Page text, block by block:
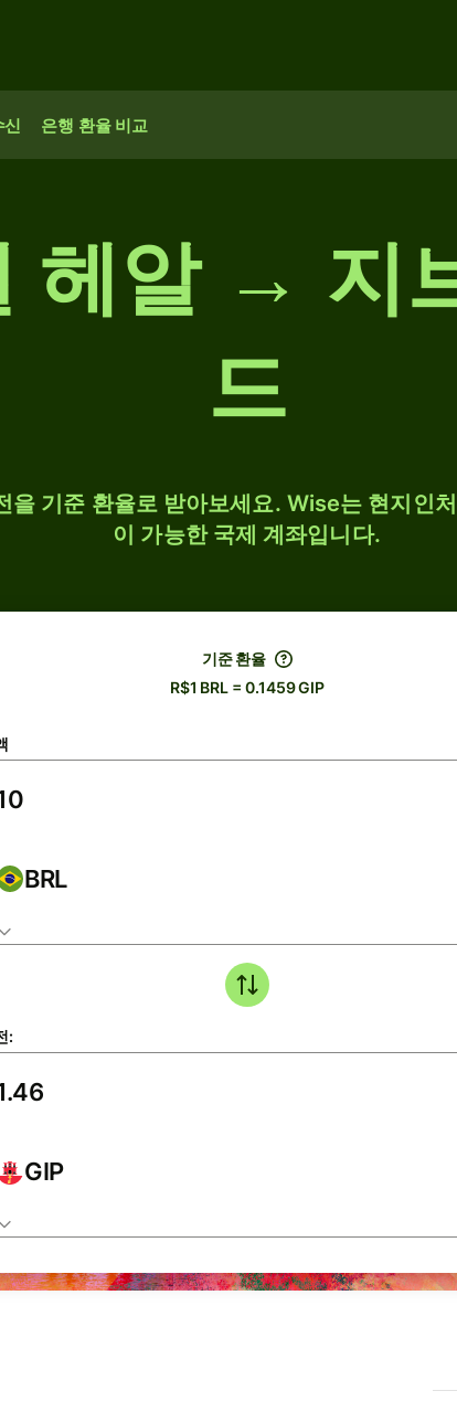
신 은행 환율 비교
헤알 → 지
드
을 기준 환율로 받아보세요. Wise는 현지인
이 가능한 국제 계좌입니다.
기준 환율
R$1 BRL = 0.1459 GIP
BRL
:
GIP